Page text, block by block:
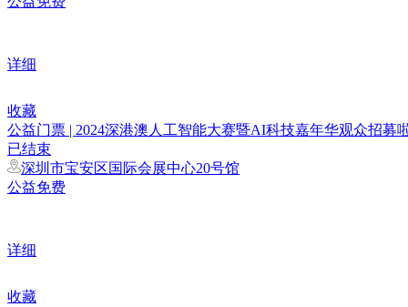
详细
收藏
公益门票 | 2024深港澳人工智能大赛暨AI科技嘉年华观众招募
已结束
深圳市宝安区国际会展中心20号馆
公益免费
详细
收藏